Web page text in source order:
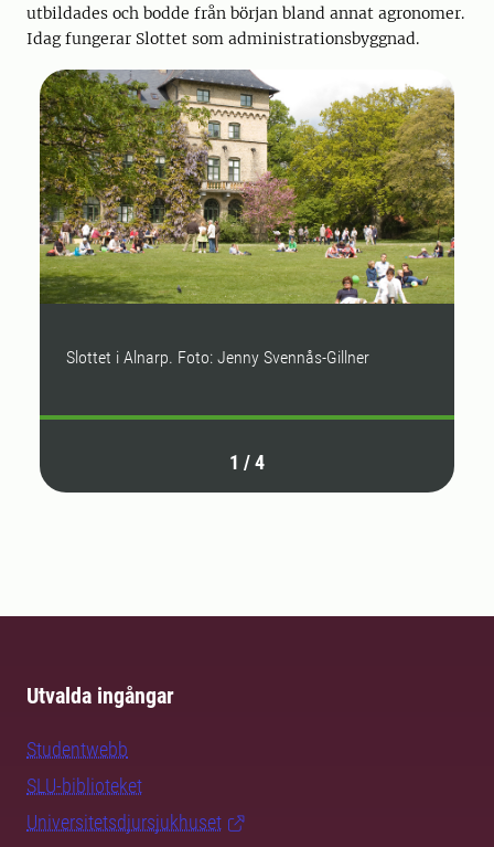
utbildades och bodde från början bland annat agronomer.
Idag fungerar Slottet som administrationsbyggnad.
Slottet i Alnarp. Foto: Jenny Svennås-Gillner
1 /4
Utvalda ingångar
Studentwebb
SLU-biblioteket
Universitetsdjursjukhuset